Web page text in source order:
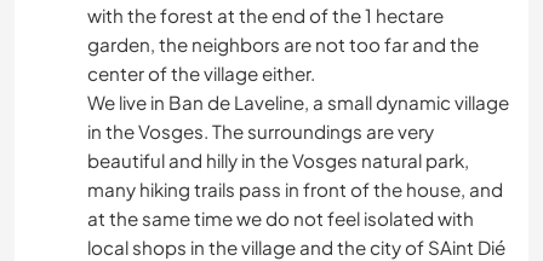
with the forest at the end of the 1 hectare
garden, the neighbors are not too far and the
center of the village either.
We live in Ban de Laveline, a small dynamic village
in the Vosges. The surroundings are very
beautiful and hilly in the Vosges natural park,
many hiking trails pass in front of the house, and
at the same time we do not feel isolated with
local shops in the village and the city of SAint Dié